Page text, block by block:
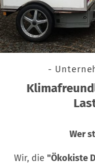
-
Wer
Wir, die "Ökokiste